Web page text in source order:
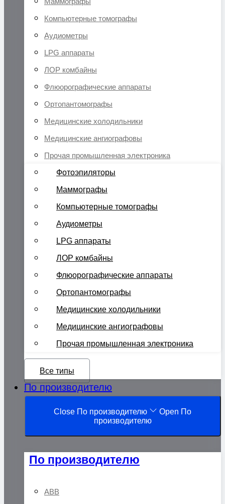
Компьютерные томографы
Аудиометры
LPG аппараты
ЛОР комбайны
Флюорографические аппараты
Ортопантомографы
Медицинские холодильники
Медицинские ангиографовы
Прочая промышленная электроника
Фотоэпиляторы
Маммографы
Компьютерные томографы
Аудиометры
LPG аппараты
ЛОР комбайны
Флюорографические аппараты
Ортопантомографы
Медицинские холодильники
Медицинские ангиографовы
Прочая промышленная электроника
Все типы
По производителю
Close По производителю
Open По
производителю
По производителю
ABB